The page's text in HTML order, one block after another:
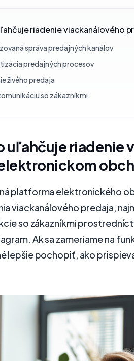
riadenie viackanálového
správa predajných kanálov
predajných procesov
živého predaja
so zákazníkmi
uľahčuje riadenie
platforma elektronického
viackanálového predaja,
so zákazníkmi
Ak sa zameriame na
lepšie pochopiť, ako